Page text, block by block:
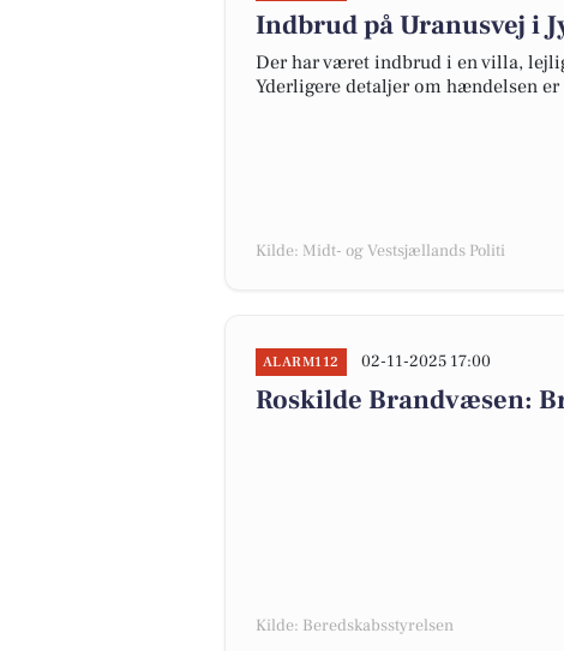
Indbrud på Uranusvej i
Der har været indbrud i en villa,
Yderligere detaljer om hændelsen
Kilde: Midt- og Vestsjællands Politi
ALARM112 02-11-2025 17:00
Roskilde Brandvæsen:
Kilde: Beredskabsstyrelsen